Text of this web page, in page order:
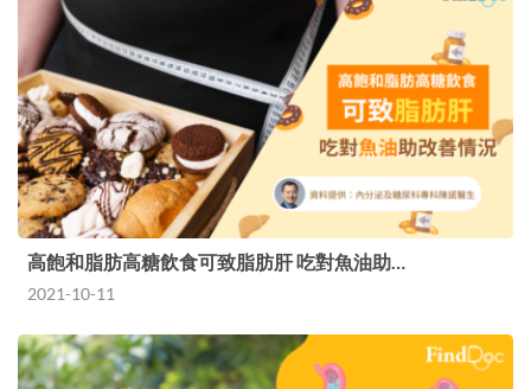
高飽和脂肪高糖飲食可致脂肪肝 吃對魚油助…
2021-10-11